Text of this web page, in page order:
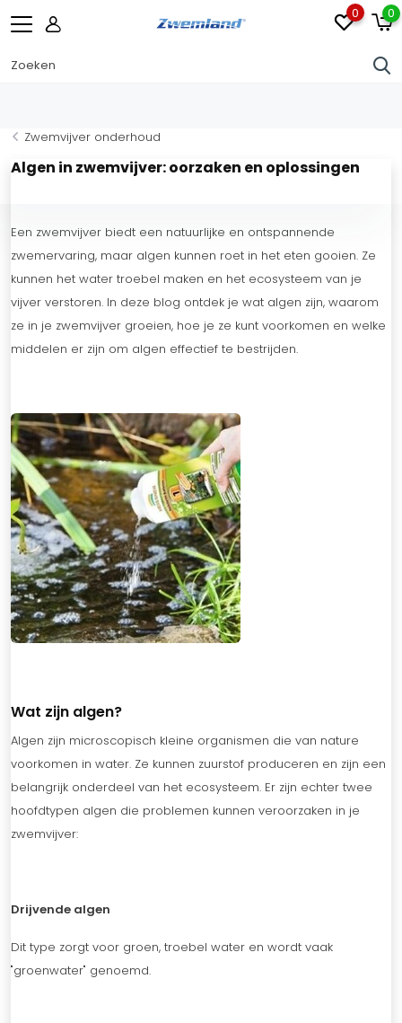
0 0
Zwemvijver onderhoud
Algen in zwemvijver: oorzaken en oplossingen
Een zwemvijver biedt een natuurlijke en ontspannende
zwemervaring, maar algen kunnen roet in het eten gooien. Ze
kunnen het water troebel maken en het ecosysteem van je
vijver verstoren. In deze blog ontdek je wat algen zijn, waarom
ze in je zwemvijver groeien, hoe je ze kunt voorkomen en welke
middelen er zijn om algen effectief te bestrijden.
Wat zijn algen?
Algen zijn microscopisch kleine organismen die van nature
voorkomen in water. Ze kunnen zuurstof produceren en zijn een
belangrijk onderdeel van het ecosysteem. Er zijn echter twee
hoofdtypen algen die problemen kunnen veroorzaken in je
zwemvijver:
Drijvende algen
Dit type zorgt voor groen, troebel water en wordt vaak
"groenwater" genoemd.